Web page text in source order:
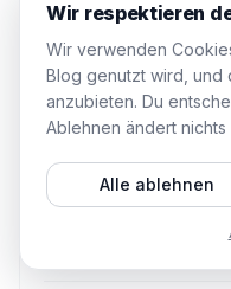
Soft Bounce VS
was kann man
11 min
E-MAIL & KONTAKTDATEN
Email Finder -
Wir respektieren
Wir verwenden
Blog genutzt wird, und
anzubieten. Du
Ablehnen ändert nichts
Alle ablehnen